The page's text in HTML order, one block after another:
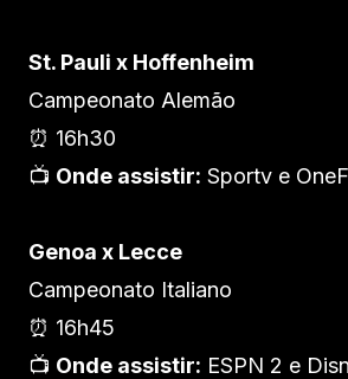
St. Pauli x Hoffenheim
Campeonato Alemão
⏰ 16h30
📺 Onde assistir: Sportv e
Genoa x Lecce
Campeonato Italiano
⏰ 16h45
📺 Onde assistir: ESPN 2 e